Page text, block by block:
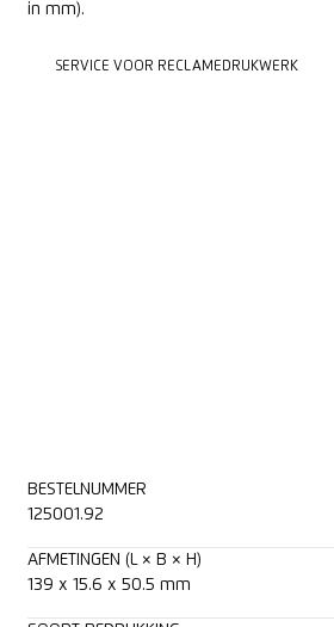
in mm).
SERVICE VOOR RECLAMEDRUKWERK
BESTELNUMMER
125001.92
AFMETINGEN (L × B × H)
139 x 15.6 x 50.5 mm